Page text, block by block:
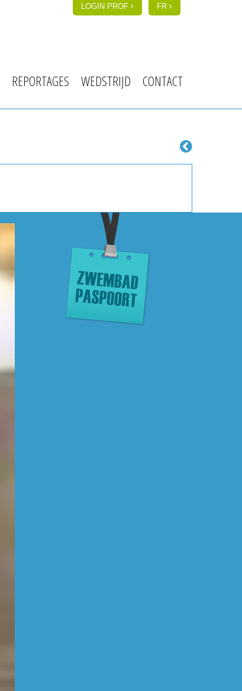
LOGIN PROF FR
REPORTAGES WEDSTRIJD CONTACT